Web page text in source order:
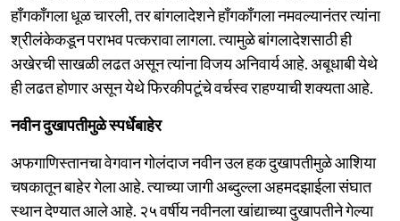
हाँगकाँगला धूळ चारली, तर बांगलादेशने हाँगकाँगला नमवल्यानंतर त्यांना
श्रीलंकेकडून पराभव पत्करावा लागला. त्यामुळे बांगलादेशसाठी ही
अखेरची साखळी लढत असून त्यांना विजय अनिवार्य आहे. अबूधाबी येथे
ही लढत होणार असून येथे फिरकीपटूंचे वर्चस्व राहण्याची शक्यता आहे.
नवीन दुखापतीमुळे स्पर्धेबाहेर
अफगाणिस्तानचा वेगवान गोलंदाज नवीन उल हक दुखापतीमुळे आशिया
चषकातून बाहेर गेला आहे. त्याच्या जागी अब्दुल्ला अहमदझाईला संघात
स्थान देण्यात आले आहे. २५ वर्षीय नवीनला खांद्याच्या दुखापतीने गेल्या